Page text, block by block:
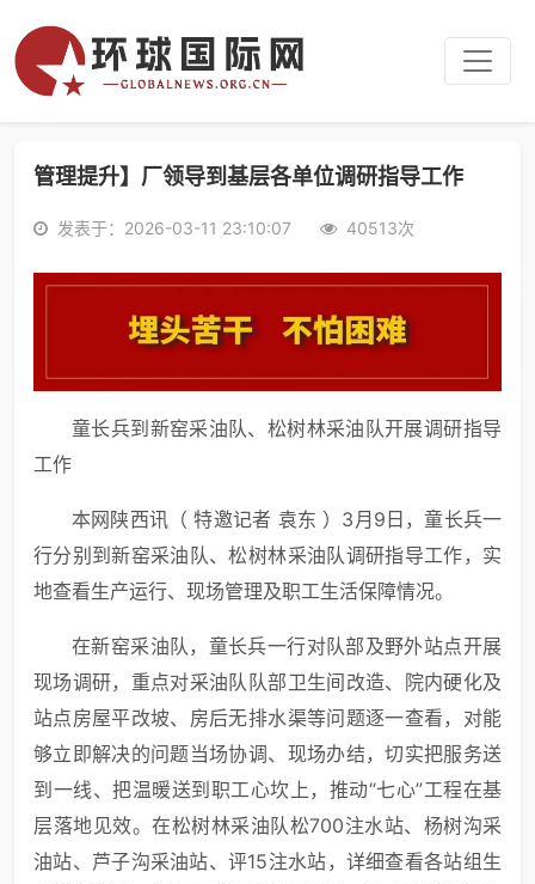
管理提升】厂领导到基层各单位调研指导工作
发表于：2026-03-11 23:10:07 40513次
童长兵到新窑采油队、松树林采油队开展调研指导
工作
本网陕西讯（ 特邀记者 袁东 ）3月9日，童长兵一
行分别到新窑采油队、松树林采油队调研指导工作，实
地查看生产运行、现场管理及职工生活保障情况。
在新窑采油队，童长兵一行对队部及野外站点开展
现场调研，重点对采油队队部卫生间改造、院内硬化及
站点房屋平改坡、房后无排水渠等问题逐一查看，对能
够立即解决的问题当场协调、现场办结，切实把服务送
到一线、把温暖送到职工心坎上，推动“七心”工程在基
层落地见效。在松树林采油队松700注水站、杨树沟采
油站、芦子沟采油站、评15注水站，详细查看各站组生